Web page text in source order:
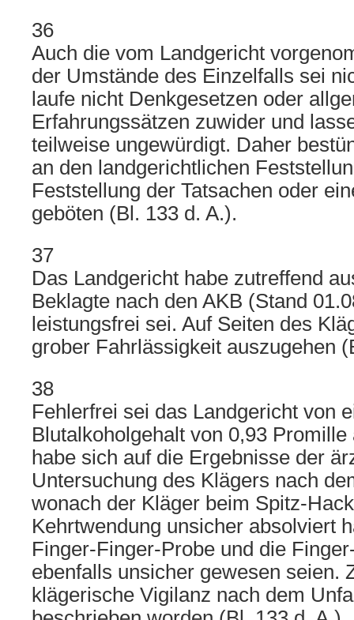
36
Auch die vom Landgericht
der Umstände des Einzelfalls sei
laufe nicht Denkgesetzen oder
Erfahrungssätzen zuwider und
teilweise ungewürdigt. Daher
an den landgerichtlichen
Feststellung der Tatsachen oder
geböten (Bl. 133 d. A.).
37
Das Landgericht habe zutreffend
Beklagte nach den AKB (Stand
leistungsfrei sei. Auf Seiten des
grober Fahrlässigkeit auszugehen
38
Fehlerfrei sei das Landgericht von
Blutalkoholgehalt von 0,93 Promille
habe sich auf die Ergebnisse der
Untersuchung des Klägers nach
wonach der Kläger beim Spitz-
Kehrtwendung unsicher absolviert
Finger-Finger-Probe und die
ebenfalls unsicher gewesen seien.
klägerische Vigilanz nach dem